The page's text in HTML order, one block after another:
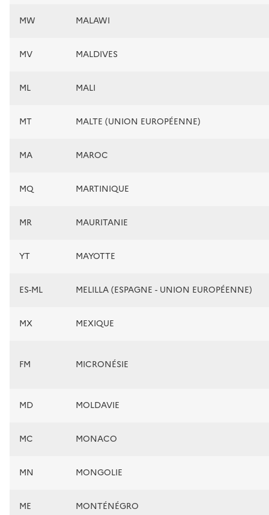
MW MALAWI
MV MALDIVES
ML MALI
MT MALTE (UNION EUROPÉENNE)
MA MAROC
MQ MARTINIQUE
MR MAURITANIE
YT MAYOTTE
ES-ML MELILLA (ESPAGNE - UNION EUROPÉENNE)
MX MEXIQUE
FM MICRONÉSIE
MD MOLDAVIE
MC MONACO
MN MONGOLIE
ME MONTÉNÉGRO